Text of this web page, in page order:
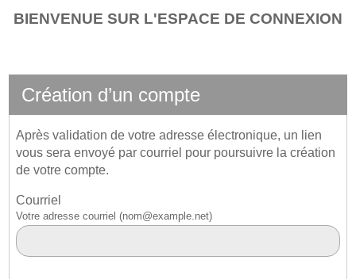
BIENVENUE SUR L'ESPACE DE CONNEXION
Création d’un compte
Après validation de votre adresse électronique, un lien
vous sera envoyé par courriel pour poursuivre la création
de votre compte.
Courriel
Votre adresse courriel (nom@example.net)